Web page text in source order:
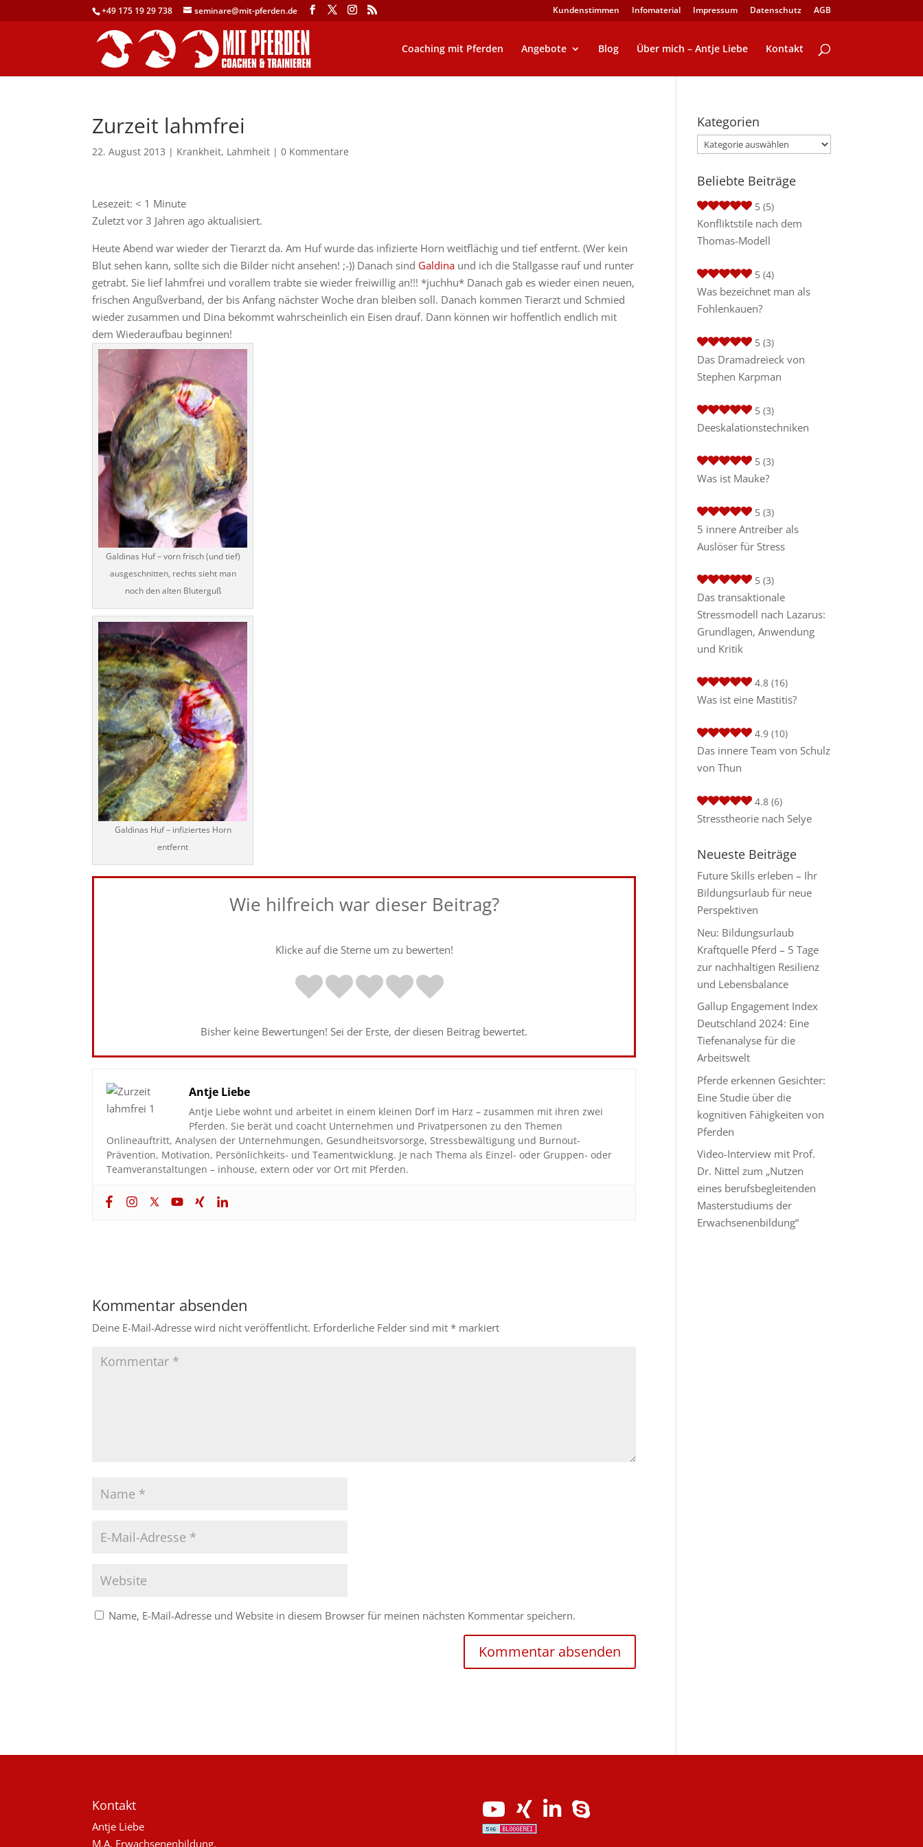
+49 175 19 29 738 seminare@mit-pferden.de Kundenstimmen Infomaterial Impressum Datenschutz AGB
Coaching mit Pferden Angebote Blog Über mich – Antje Liebe Kontakt
Zurzeit lahmfrei
22. August 2013 | Krankheit, Lahmheit |0 Kommentare
Lesezeit:< 1 Minute
Zuletzt vor 3 Jahren ago aktualisiert.
Heute Abend war wieder der Tierarzt da. Am Huf wurde das infizierte Horn weitflächig und tief entfernt. (Wer kein
Blut sehen kann, sollte sich die Bilder nicht ansehen! ;-)) Danach sind Galdina und ich die Stallgasse rauf und runter
getrabt. Sie lief lahmfrei und vorallem trabte sie wieder freiwillig an!!! *juchhu* Danach gab es wieder einen neuen,
frischen Angußverband, der bis Anfang nächster Woche dran bleiben soll. Danach kommen Tierarzt und Schmied
wieder zusammen und Dina bekommt wahrscheinlich ein Eisen drauf. Dann können wir hoffentlich endlich mit
dem Wiederaufbau beginnen!
Galdinas Huf – vorn frisch (und tief)
ausgeschnitten, rechts sieht man
noch den alten Bluterguß
Galdinas Huf – infiziertes Horn
entfernt
Wie hilfreich war dieser Beitrag?
Klicke auf die Sterne um zu bewerten!
Bisher keine Bewertungen! Sei der Erste, der diesen Beitrag bewertet.
Antje Liebe
Antje Liebe wohnt und arbeitet in einem kleinen Dorf im Harz – zusammen mit ihren zwei
Pferden. Sie berät und coacht Unternehmen und Privatpersonen zu den Themen
Onlineauftritt, Analysen der Unternehmungen, Gesundheitsvorsorge, Stressbewältigung und Burnout-
Prävention, Motivation, Persönlichkeits- und Teamentwicklung. Je nach Thema als Einzel- oder Gruppen- oder
Teamveranstaltungen – inhouse, extern oder vor Ort mit Pferden.
Kommentar absenden
Deine E-Mail-Adresse wird nicht veröffentlicht. Erforderliche Felder sind mit* markiert
Name, E-Mail-Adresse und Website in diesem Browser für meinen nächsten Kommentar speichern.
Kategorien
Kategorien
Beliebte Beiträge
5 (5)
Konfliktstile nach dem
Thomas-Modell
5 (4)
Was bezeichnet man als
Fohlenkauen?
5 (3)
Das Dramadreieck von
Stephen Karpman
5 (3)
Deeskalationstechniken
5 (3)
Was ist Mauke?
5 (3)
5 innere Antreiber als
Auslöser für Stress
5 (3)
Das transaktionale
Stressmodell nach Lazarus:
Grundlagen, Anwendung
und Kritik
4.8 (16)
Was ist eine Mastitis?
4.9 (10)
Das innere Team von Schulz
von Thun
4.8 (6)
Stresstheorie nach Selye
Neueste Beiträge
Future Skills erleben – Ihr
Bildungsurlaub für neue
Perspektiven
Neu: Bildungsurlaub
Kraftquelle Pferd – 5 Tage
zur nachhaltigen Resilienz
und Lebensbalance
Gallup Engagement Index
Deutschland 2024: Eine
Tiefenanalyse für die
Arbeitswelt
Pferde erkennen Gesichter:
Eine Studie über die
kognitiven Fähigkeiten von
Pferden
Video-Interview mit Prof.
Dr. Nittel zum „Nutzen
eines berufsbegleitenden
Masterstudiums der
Erwachsenenbildung“
Kontakt
Antje Liebe
M.A. Erwachsenenbildung,